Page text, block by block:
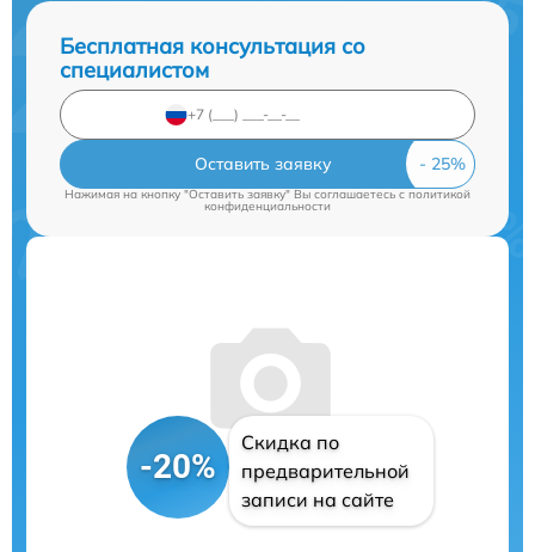
Бесплатная консультация со
специалистом
Оставить заявку
Нажимая на кнопку "Оставить заявку" Вы соглашаетесь cполитикой
конфиденциальности
-20%
Скидка по
предварительной
записи на сайте